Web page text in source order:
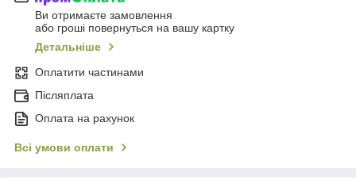
Ви отримаєте замовлення
або гроші повернуться на вашу картку
Детальніше
Оплатити частинами
Післяплата
Оплата на рахунок
Всі умови оплати